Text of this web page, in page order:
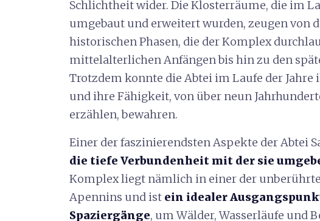
Schlichtheit wider. Die Klosterräume, die im
umgebaut und erweitert wurden, zeugen von
historischen Phasen, die der Komplex
mittelalterlichen Anfängen bis hin zu den
Trotzdem konnte die Abtei im Laufe der
und ihre Fähigkeit, von über neun
erzählen, bewahren.
Einer der faszinierendsten Aspekte der Abtei
die tiefe Verbundenheit mit der sie
Komplex liegt nämlich in einer der
Apennins und ist ein idealer
Spaziergänge, um Wälder, Wasserläufe und